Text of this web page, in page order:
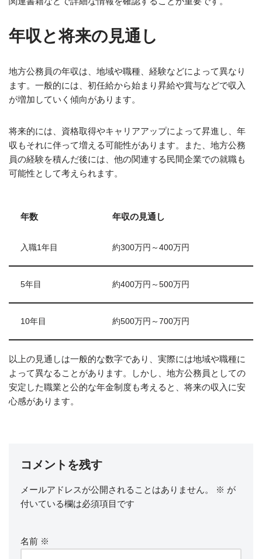
年収と将来の見通し
地方公務員の年収は、地域や職種、経験などによって異なり
ます。一般的には、初任給から始まり昇給や賞与などで収入
が増加していく傾向があります。
将来的には、資格取得やキャリアアップによって昇進し、年
収もそれに伴って増える可能性があります。また、地方公務
員の経験を積んだ後には、他の関連する民間企業での就職も
可能性として考えられます。
年数 年収の見通し
入職1年目 約300万円～400万円
5年目 約400万円～500万円
10年目 約500万円～700万円
以上の見通しは一般的な数字であり、実際には地域や職種に
よって異なることがあります。しかし、地方公務員としての
安定した職業と公的な年金制度も考えると、将来の収入に安
心感があります。
コメントを残す
メールアドレスが公開されることはありません。 ※ が
付いている欄は必須項目です
名前 ※